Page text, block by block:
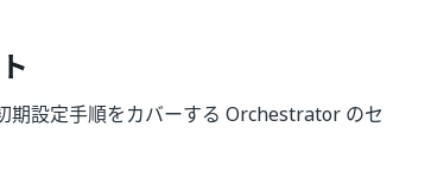
期設定手順をカバーする Orchestrator のセ